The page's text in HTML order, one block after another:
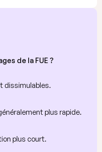
de la FUE ?
dissimulables.
plus rapide.
plus court.